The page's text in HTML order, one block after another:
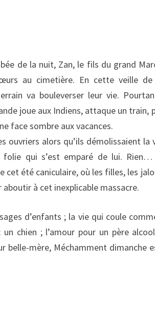
de la nuit, Zan, le fils du grand
au cimetière. En cette veille
va bouleverser leur vie.
joue aux Indiens, attaque un train,
face sombre aux vacances.
ouvriers alors qu’ils démolissaient la
folie qui s’est emparé de lui.
cet été caniculaire, où les filles, les
à cet inexplicable massacre.
d’enfants ; la vie qui coule
chien ; l’amour pour un père
belle-mère, Méchamment dimanche